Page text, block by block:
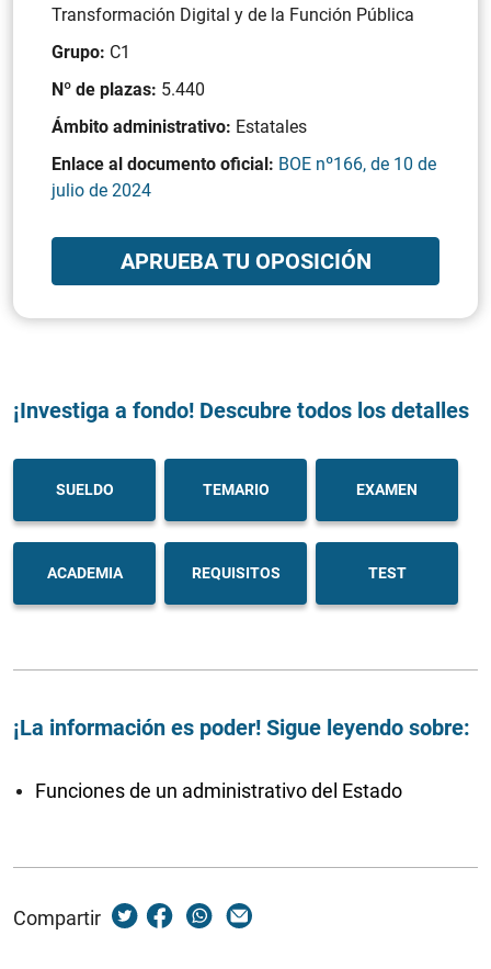
Transformación Digital y de la Función Pública
Grupo: C1
Nº de plazas: 5.440
Ámbito administrativo: Estatales
Enlace al documento oficial: BOE nº166, de 10 de
julio de 2024
APRUEBA TU OPOSICIÓN
¡Investiga a fondo! Descubre todos los detalles
SUELDO TEMARIO EXAMEN
ACADEMIA REQUISITOS TEST
¡La información es poder! Sigue leyendo sobre:
Funciones de un administrativo del Estado
Compartir